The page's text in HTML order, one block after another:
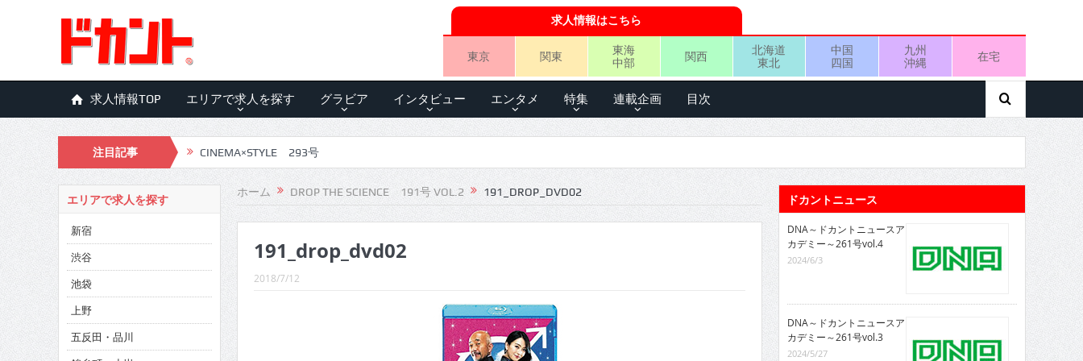
求人情報はこちら
東京 関東
東海
中部
関西
北海道
東北
中国
四国
九州
沖縄
在宅
求人情報TOP エリアで求人を探す グラビア インタビュー エンタメ 特集 連載企画 目次
注目記事 CINEMA×STYLE 293号
CINEMA×STYLE 292号
CINEMA×STYLE 291号
CINEMA×STYLE 290号
CINEMA×STYLE 289号
CINEMA×STYLE 288号
ホーム DROP THE SCIENCE 191号 VOL.2 191_DROP_DVD02
191_drop_dvd02
2018/7/12
エリアで求人を探す
新宿
渋谷
池袋
上野
五反田・品川
ドカントニュース
DNA～ドカントニュースア
カデミー～261号vol.4
2024/6/3
DNA～ドカントニュースア
カデミー～261号vol.3
2024/5/27